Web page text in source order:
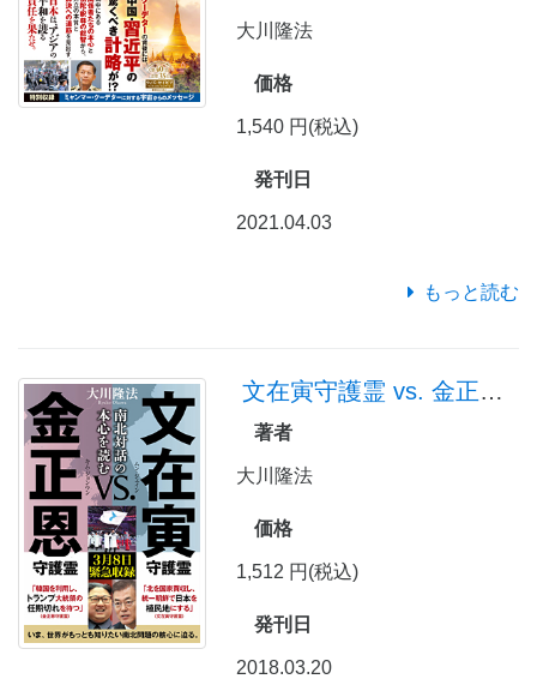
大川隆法
価格
1,540 円(税込)
発刊日
2021.04.03
もっと読む
文在寅守護霊 vs. 金正恩守護霊
著者
大川隆法
価格
1,512 円(税込)
発刊日
2018.03.20